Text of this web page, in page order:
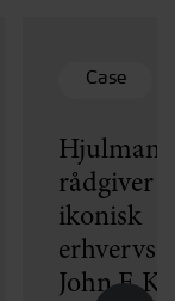
Case
rådgiver
ikonisk
John F.